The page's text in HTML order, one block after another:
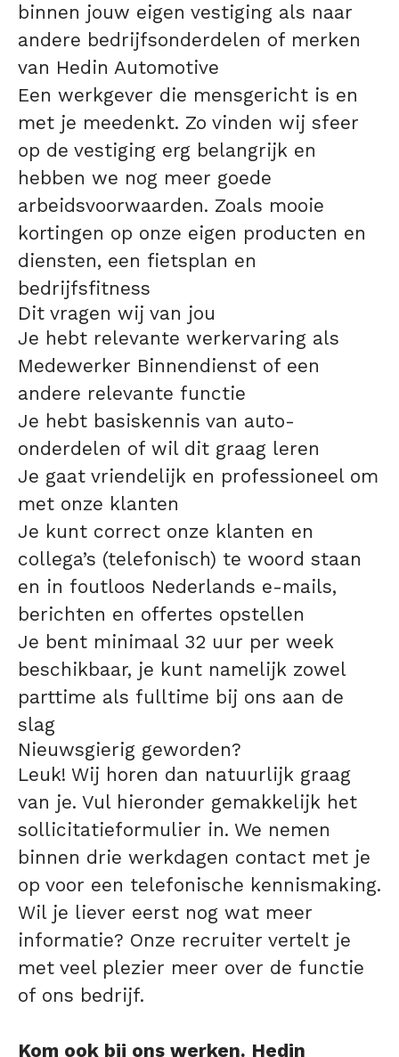
binnen jouw eigen vestiging als naar
andere bedrijfsonderdelen of merken
van Hedin Automotive
Een werkgever die mensgericht is en
met je meedenkt. Zo vinden wij sfeer
op de vestiging erg belangrijk en
hebben we nog meer goede
arbeidsvoorwaarden. Zoals mooie
kortingen op onze eigen producten en
diensten, een fietsplan en
bedrijfsfitness
Dit vragen wij van jou
Je hebt relevante werkervaring als
Medewerker Binnendienst of een
andere relevante functie
Je hebt basiskennis van auto-
onderdelen of wil dit graag leren
Je gaat vriendelijk en professioneel om
met onze klanten
Je kunt correct onze klanten en
collega’s (telefonisch) te woord staan
en in foutloos Nederlands e-mails,
berichten en offertes opstellen
Je bent minimaal 32 uur per week
beschikbaar, je kunt namelijk zowel
parttime als fulltime bij ons aan de
slag
Nieuwsgierig geworden?
Leuk! Wij horen dan natuurlijk graag
van je. Vul hieronder gemakkelijk het
sollicitatieformulier in. We nemen
binnen drie werkdagen contact met je
op voor een telefonische kennismaking.
Wil je liever eerst nog wat meer
informatie? Onze recruiter vertelt je
met veel plezier meer over de functie
of ons bedrijf.
Kom ook bij ons werken. Hedin